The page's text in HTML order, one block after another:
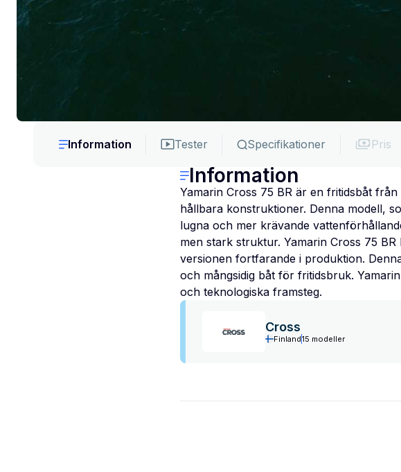
Information Tester Specifikationer Pris
Information
Yamarin Cross 75 BR är en fritidsbåt
hållbara konstruktioner. Denna modell,
lugna och mer krävande
men stark struktur. Yamarin Cross 75
versionen fortfarande i produktion.
och mångsidig båt för fritidsbruk.
och teknologiska framsteg.
Cross
Finland15 modeller